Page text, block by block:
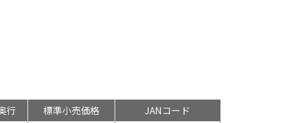
行 標準小売価格
JANコード